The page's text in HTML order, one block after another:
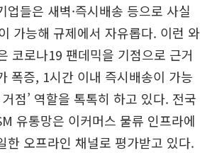
업들은 새벽·즉시배송 등으로 사실
가능해 규제에서 자유롭다. 이런 와
코로나19 팬데믹을 기점으로 근거
폭증, 1시간 이내 즉시배송이 가능
점’ 역할을 톡톡히 하고 있다. 전국
유통망은 이커머스 물류 인프라에
한 오프라인 채널로 평가받고 있다.